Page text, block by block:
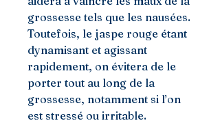
grossesse tels que les nausées.
Toutefois, le jaspe rouge étant
dynamisant et agissant
rapidement, on évitera de le
porter tout au long de la
grossesse, notamment si l’on
est stressé ou irritable.